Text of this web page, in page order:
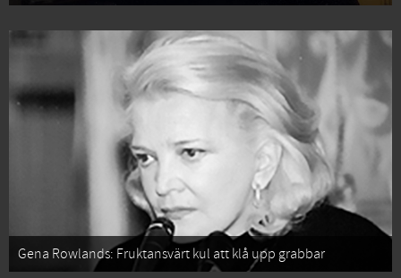
Gena Rowlands: Fruktansvärt kul att klå upp grabbar